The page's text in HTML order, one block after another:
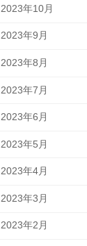
2023年10月
2023年9月
2023年8月
2023年7月
2023年6月
2023年5月
2023年4月
2023年3月
2023年2月